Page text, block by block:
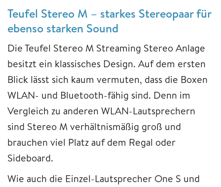
Teufel Stereo M – starkes Stereopaar für
ebenso starken Sound
Die Teufel Stereo M Streaming Stereo Anlage
besitzt ein klassisches Design. Auf dem ersten
Blick lässt sich kaum vermuten, dass die Boxen
WLAN- und Bluetooth-fähig sind. Denn im
Vergleich zu anderen WLAN-Lautsprechern
sind Stereo M verhältnismäßig groß und
brauchen viel Platz auf dem Regal oder
Sideboard.
Wie auch die Einzel-Lautsprecher One S und